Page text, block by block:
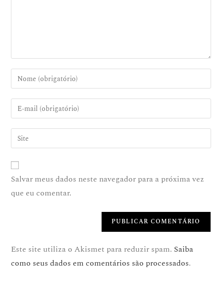
Salvar meus dados neste navegador para a próxima vez
que eu comentar.
Este site utiliza o Akismet para reduzir spam. Saiba
como seus dados em comentários são processados.